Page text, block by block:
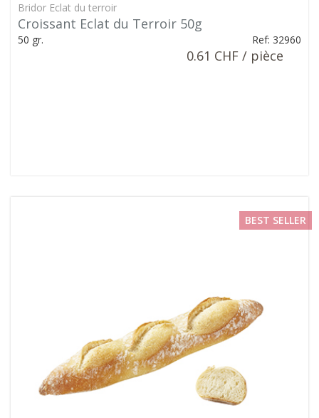
Bridor Eclat du terroir
Croissant Eclat du Terroir 50g
50 gr. Ref: 32960
0.61 CHF / pièce
BEST SELLER